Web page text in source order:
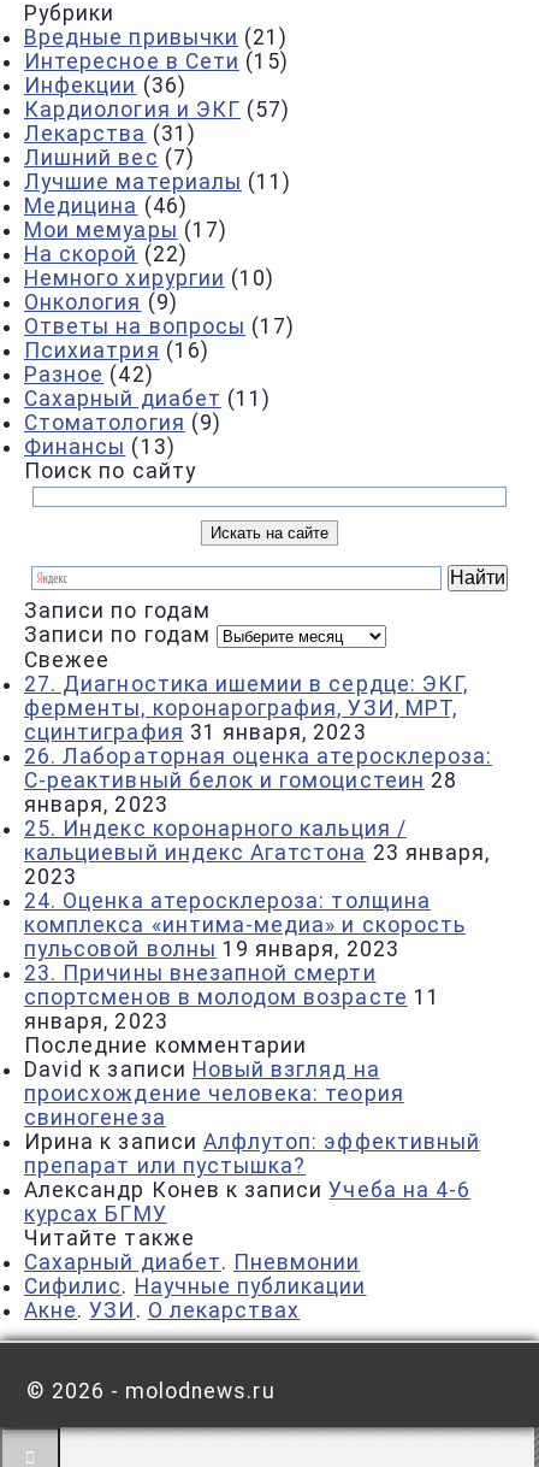
Рубрики
Вредные привычки (21)
Интересное в Сети (15)
Инфекции (36)
Кардиология и ЭКГ (57)
Лекарства (31)
Лишний вес (7)
Лучшие материалы (11)
Медицина (46)
Мои мемуары (17)
На скорой (22)
Немного хирургии (10)
Онкология (9)
Ответы на вопросы (17)
Психиатрия (16)
Разное (42)
Сахарный диабет (11)
Стоматология (9)
Финансы (13)
Поиск по сайту
Записи по годам
Записи по годам
Свежее
27. Диагностика ишемии в сердце: ЭКГ,
ферменты, коронарография, УЗИ, МРТ,
сцинтиграфия 31 января, 2023
26. Лабораторная оценка атеросклероза:
С-реактивный белок и гомоцистеин 28
января, 2023
25. Индекс коронарного кальция /
кальциевый индекс Агатстона 23 января,
2023
24. Оценка атеросклероза: толщина
комплекса «интима-медиа» и скорость
пульсовой волны 19 января, 2023
23. Причины внезапной смерти
спортсменов в молодом возрасте 11
января, 2023
Последние комментарии
David к записи Новый взгляд на
происхождение человека: теория
свиногенеза
Ирина к записи Алфлутоп: эффективный
препарат или пустышка?
Александр Конев к записиУчеба на 4-6
курсах БГМУ
Читайте также
Сахарный диабет. Пневмонии
Сифилис. Научные публикации
Акне.УЗИ . О лекарствах
© 2026 - molodnews.ru